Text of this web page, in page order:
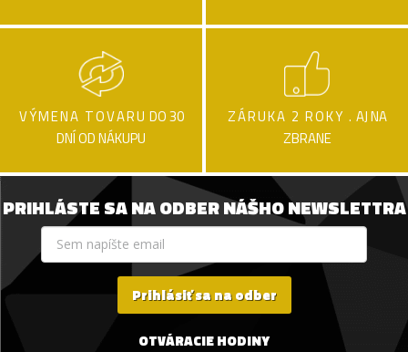
VÝMENA TOVARU DO 30
DNÍ OD NÁKUPU
ZÁRUKA 2 ROKY . AJ NA
ZBRANE
PRIHLÁSTE SA NA ODBER NÁŠHO NEWSLETTRA
Prihlásiť sa na odber
OTVÁRACIE HODINY